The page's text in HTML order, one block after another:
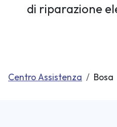
di riparazione
Centro Assistenza Bosa